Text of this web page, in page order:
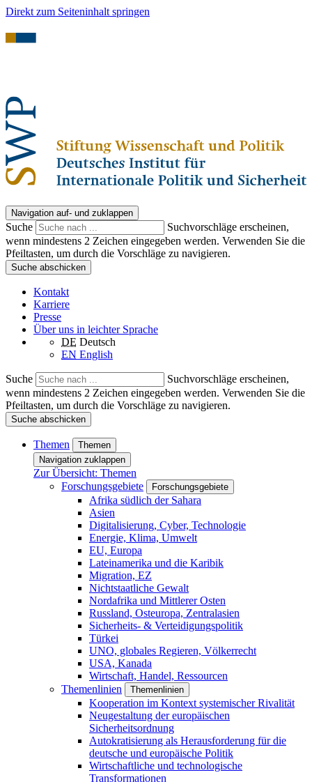
Direkt zum Seiteninhalt springen
Navigation auf- und zuklappen
Suche
Suchvorschläge erscheinen,
wenn mindestens 2 Zeichen eingegeben werden. Verwenden Sie die
Pfeiltasten, um durch die Vorschläge zu navigieren.
Suche abschicken
Kontakt
Karriere
Presse
Über uns in leichter Sprache
DE Deutsch
EN English
Suche
Suchvorschläge erscheinen,
wenn mindestens 2 Zeichen eingegeben werden. Verwenden Sie die
Pfeiltasten, um durch die Vorschläge zu navigieren.
Suche abschicken
Themen
Themen
Navigation zuklappen
Zur Übersicht: Themen
Forschungsgebiete
Forschungsgebiete
Afrika südlich der Sahara
Asien
Digitalisierung, Cyber, Technologie
Energie, Klima, Umwelt
EU, Europa
Lateinamerika und die Karibik
Migration, EZ
Nichtstaatliche Gewalt
Nordafrika und Mittlerer Osten
Russland, Osteuropa, Zentralasien
Sicherheits- & Verteidigungspolitik
Türkei
UNO, globales Regieren, Völkerrecht
USA, Kanada
Wirtschaft, Handel, Ressourcen
Themenlinien
Themenlinien
Kooperation im Kontext systemischer Rivalität
Neugestaltung der europäischen
Sicherheitsordnung
Autokratisierung als Herausforderung für die
deutsche und europäische Politik
Wirtschaftliche und technologische
Transformationen